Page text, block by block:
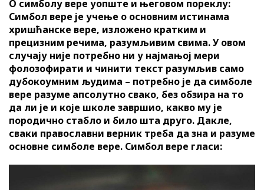
О симболу вере уопште и његовом пореклу:
Симбол вере је учење о основним истинама
хришћанске вере, изложено кратким и
прецизним речима, разумљивим свима. У овом
случају није потребно ни у најмањој мери
фолозофирати и чинити текст разумљив само
дубокоумним људима – потребно је да симболе
вере разуме апсолутно свако, без обзира на то
да ли је и које школе завршио, какво му је
породично стабло и било шта друго. Дакле,
сваки православни верник треба да зна и разуме
основне симболе вере. Симбол вере гласи: